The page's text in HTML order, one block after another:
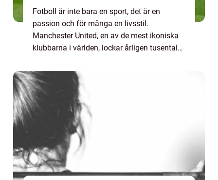
Fotboll är inte bara en sport, det är en
passion och för många en livsstil.
Manchester United, en av de mest ikoniska
klubbarna i världen, lockar årligen tusentals
fotbollsmatc...